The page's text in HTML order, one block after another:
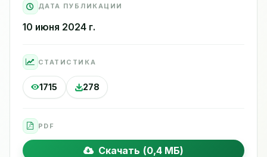
ДАТА ПУБЛИКАЦИИ
10 июня 2024 г.
СТАТИСТИКА
1715 278
PDF
Скачать (0,4 МБ)